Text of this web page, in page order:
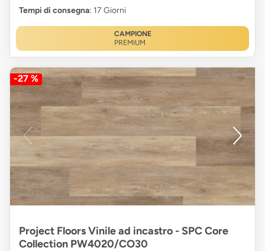
Tempi di consegna: 17 Giorni
CAMPIONE
PREMIUM
-27 %
Project Floors Vinile ad incastro - SPC Core
Collection PW4020/CO30